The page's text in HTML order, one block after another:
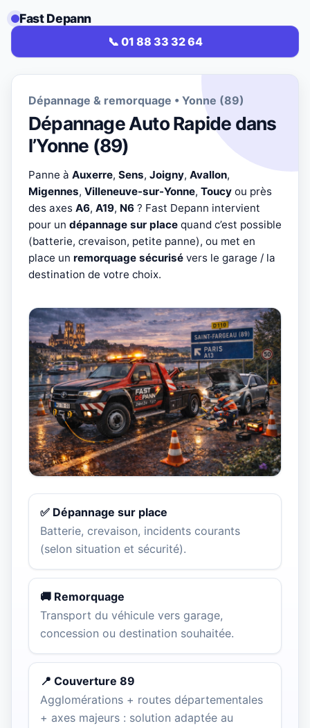
Fast Depann
📞 01 88 33 32 64
Dépannage & remorquage • Yonne (89)
Dépannage Auto Rapide dans
l’Yonne (89)
Panne à Auxerre, Sens, Joigny, Avallon,
Migennes, Villeneuve-sur-Yonne, Toucy ou près
des axes A6, A19, N6 ? Fast Depann intervient
pour un dépannage sur place quand c’est possible
(batterie, crevaison, petite panne), ou met en
place un remorquage sécurisé vers le garage / la
destination de votre choix.
✅ Dépannage sur place
Batterie, crevaison, incidents courants
(selon situation et sécurité).
🚚 Remorquage
Transport du véhicule vers garage,
concession ou destination souhaitée.
📍 Couverture 89
Agglomérations + routes départementales
+ axes majeurs : solution adaptée au